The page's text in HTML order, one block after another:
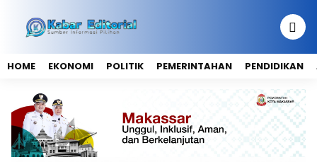
HOME EKONOMI POLITIK PEMERINTAHAN PENDIDIKAN